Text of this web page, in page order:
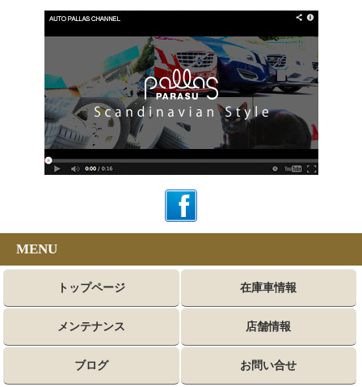
MENU
トップページ 在庫車情報
メンテナンス 店舗情報
ブログ お問い合せ